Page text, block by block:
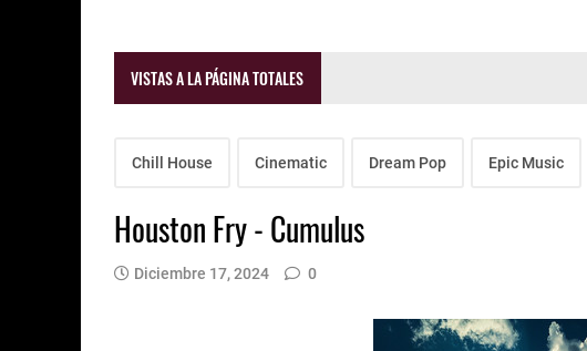
VISTAS A LA PÁGINA TOTALES
Chill House Cinematic Dream Pop Epic Music
Houston Fry - Cumulus
Diciembre 17, 2024 0